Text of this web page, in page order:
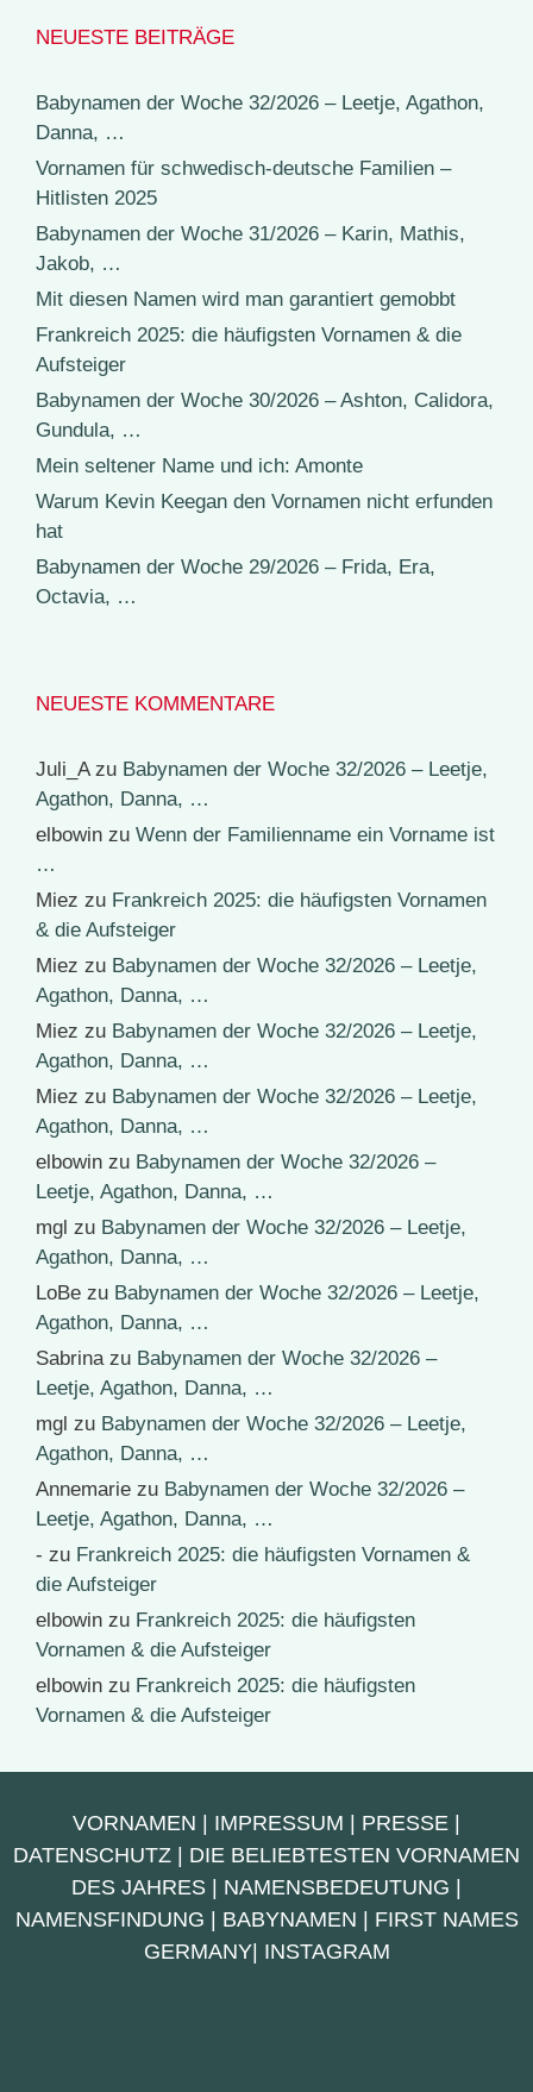
NEUESTE BEITRÄGE
Babynamen der Woche 32/2026 – Leetje, Agathon,
Danna, …
Vornamen für schwedisch-deutsche Familien –
Hitlisten 2025
Babynamen der Woche 31/2026 – Karin, Mathis,
Jakob, …
Mit diesen Namen wird man garantiert gemobbt
Frankreich 2025: die häufigsten Vornamen & die
Aufsteiger
Babynamen der Woche 30/2026 – Ashton, Calidora,
Gundula, …
Mein seltener Name und ich: Amonte
Warum Kevin Keegan den Vornamen nicht erfunden
hat
Babynamen der Woche 29/2026 – Frida, Era,
Octavia, …
NEUESTE KOMMENTARE
Juli_Azu Babynamen der Woche 32/2026 – Leetje,
Agathon, Danna, …
elbowin zu Wenn der Familienname ein Vorname ist
…
Miez zu Frankreich 2025: die häufigsten Vornamen
& die Aufsteiger
Miez zu Babynamen der Woche 32/2026 – Leetje,
Agathon, Danna, …
Miez zu Babynamen der Woche 32/2026 – Leetje,
Agathon, Danna, …
Miez zu Babynamen der Woche 32/2026 – Leetje,
Agathon, Danna, …
elbowin zu Babynamen der Woche 32/2026 –
Leetje, Agathon, Danna, …
mgl zu Babynamen der Woche 32/2026 – Leetje,
Agathon, Danna, …
LoBe zu Babynamen der Woche 32/2026 – Leetje,
Agathon, Danna, …
Sabrina zu Babynamen der Woche 32/2026 –
Leetje, Agathon, Danna, …
mgl zu Babynamen der Woche 32/2026 – Leetje,
Agathon, Danna, …
Annemarie zu Babynamen der Woche 32/2026 –
Leetje, Agathon, Danna, …
- zu Frankreich 2025: die häufigsten Vornamen &
die Aufsteiger
elbowin zu Frankreich 2025: die häufigsten
Vornamen & die Aufsteiger
elbowin zu Frankreich 2025: die häufigsten
Vornamen & die Aufsteiger
VORNAMEN | IMPRESSUM | PRESSE |
DATENSCHUTZ | DIE BELIEBTESTEN VORNAMEN
DES JAHRES | NAMENSBEDEUTUNG |
NAMENSFINDUNG | BABYNAMEN | FIRST NAMES
GERMANY| INSTAGRAM